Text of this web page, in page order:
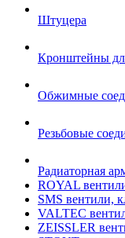
Штуцера
Кронштейны
Обжимные
Резьбовые
Радиаторная
ROYAL
SMS вентили,
VALTEC
ZEISSLER